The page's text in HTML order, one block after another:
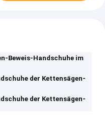
Beweis-Handschuhe im
der Kettensägen-
der Kettensägen-